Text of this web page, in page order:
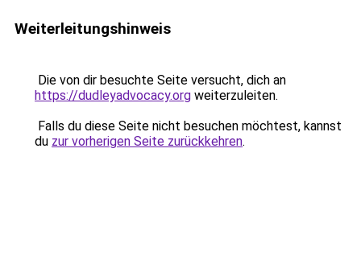
Weiterleitungshinweis
Die von dir besuchte Seite versucht, dich an
https://dudleyadvocacy.org weiterzuleiten.
Falls du diese Seite nicht besuchen möchtest, kannst
du zur vorherigen Seite zurückkehren.